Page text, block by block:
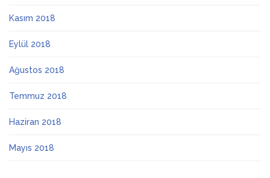
Kasım 2018
Eylül 2018
Ağustos 2018
Temmuz 2018
Haziran 2018
Mayıs 2018